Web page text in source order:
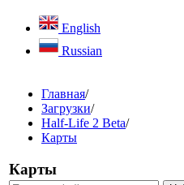
English
Russian
Главная/
Загрузки/
Half-Life 2 Beta/
Карты
Карты